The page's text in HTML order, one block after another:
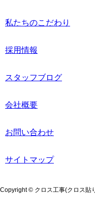
私たちのこだわり
採用情報
スタッフブログ
会社概要
お問い合わせ
サイトマップ
Copyright © クロス工事(クロス貼